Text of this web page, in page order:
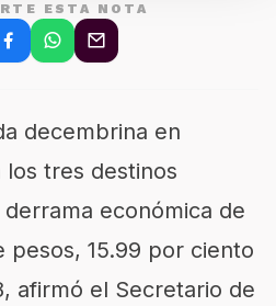
ESTA NOTA
decembrina en
los tres destinos
económica de
pesos, 15.99 por ciento
afirmó el Secretario de